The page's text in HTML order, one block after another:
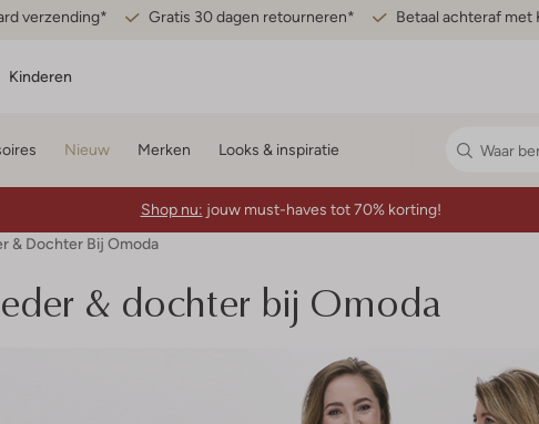
verzending* Gratis 30 dagen retourneren* Betaal achteraf met
Kinderen
Nieuw Merken Looks & inspiratie
Shop nu: jouw must-haves tot 70% korting!
& Dochter Bij Omoda
& dochter bij Omoda